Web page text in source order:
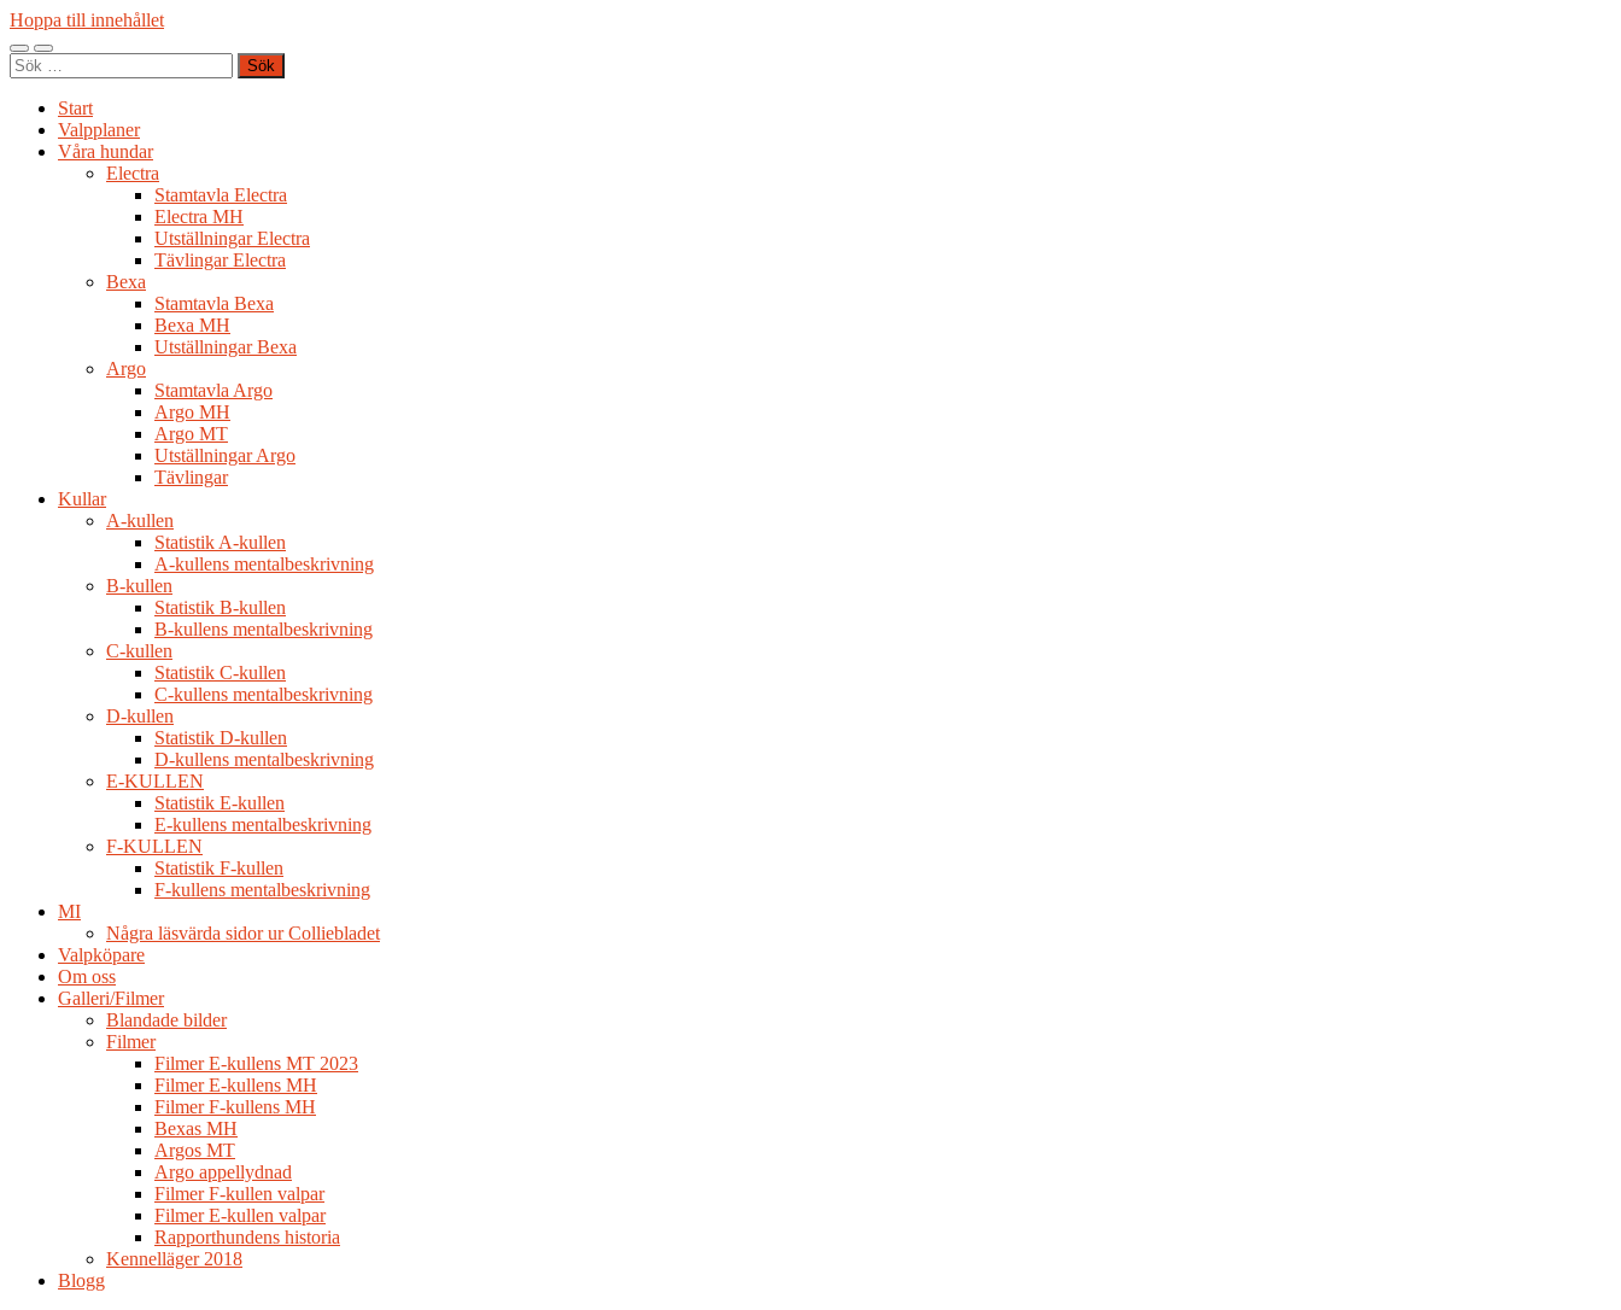
Hoppa till innehållet
Slå
på/av
Slå
på/av
Sök
efter:
Start
Valpplaner
Våra hundar
Electra
Stamtavla Electra
Electra MH
Utställningar Electra
Tävlingar Electra
Bexa
Stamtavla Bexa
Bexa MH
Utställningar Bexa
Argo
Stamtavla Argo
Argo MH
Argo MT
Utställningar Argo
Tävlingar
Kullar
A-kullen
Statistik A-kullen
A-kullens mentalbeskrivning
B-kullen
Statistik B-kullen
B-kullens mentalbeskrivning
C-kullen
Statistik C-kullen
C-kullens mentalbeskrivning
D-kullen
Statistik D-kullen
D-kullens mentalbeskrivning
E-KULLEN
Statistik E-kullen
E-kullens mentalbeskrivning
F-KULLEN
Statistik F-kullen
F-kullens mentalbeskrivning
MI
Några läsvärda sidor ur Colliebladet
Valpköpare
Om oss
Galleri/Filmer
Blandade bilder
Filmer
Filmer E-kullens MT 2023
Filmer E-kullens MH
Filmer F-kullens MH
Bexas MH
Argos MT
Argo appellydnad
Filmer F-kullen valpar
Filmer E-kullen valpar
Rapporthundens historia
Kennelläger 2018
Blogg